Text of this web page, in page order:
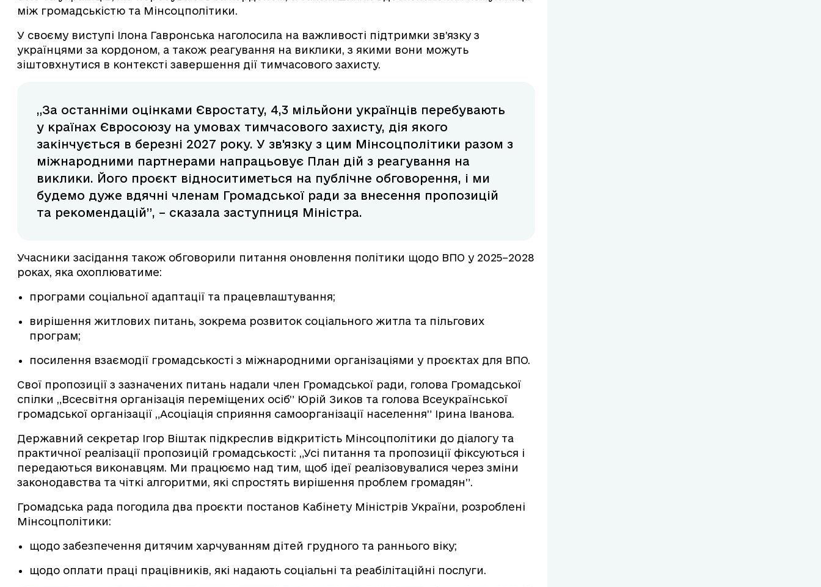
між громадськістю та Мінсоцполітики.
У своєму виступі Ілона Гавронська наголосила на важливості підтримки зв’язку з
українцями за кордоном, а також реагування на виклики, з якими вони можуть
зіштовхнутися в контексті завершення дії тимчасового захисту.
„За останніми оцінками Євростату, 4,3 мільйони українців перебувають
у країнах Євросоюзу на умовах тимчасового захисту, дія якого
закінчується в березні 2027 року. У зв'язку з цим Мінсоцполітики разом з
міжнародними партнерами напрацьовує План дій з реагування на
виклики. Його проєкт відноситиметься на публічне обговорення, і ми
будемо дуже вдячні членам Громадської ради за внесення пропозицій
та рекомендацій”, – сказала заступниця Міністра.
Учасники засідання також обговорили питання оновлення політики щодо ВПО у 2025–2028
роках, яка охоплюватиме:
програми соціальної адаптації та працевлаштування;
вирішення житлових питань, зокрема розвиток соціального житла та пільгових
програм;
посилення взаємодії громадськості з міжнародними організаціями у проєктах для ВПО.
Свої пропозиції з зазначених питань надали член Громадської ради, голова Громадської
спілки „Всесвітня організація переміщених осіб” Юрій Зиков та голова Всеукраїнської
громадської організації „Асоціація сприяння самоорганізації населення” Ірина Іванова.
Державний секретар Ігор Віштак підкреслив відкритість Мінсоцполітики до діалогу та
практичної реалізації пропозицій громадськості: „Усі питання та пропозиції фіксуються і
передаються виконавцям. Ми працюємо над тим, щоб ідеї реалізовувалися через зміни
законодавства та чіткі алгоритми, які спростять вирішення проблем громадян”.
Громадська рада погодила два проєкти постанов Кабінету Міністрів України, розроблені
Мінсоцполітики:
щодо забезпечення дитячим харчуванням дітей грудного та раннього віку;
щодо оплати праці працівників, які надають соціальні та реабілітаційні послуги.